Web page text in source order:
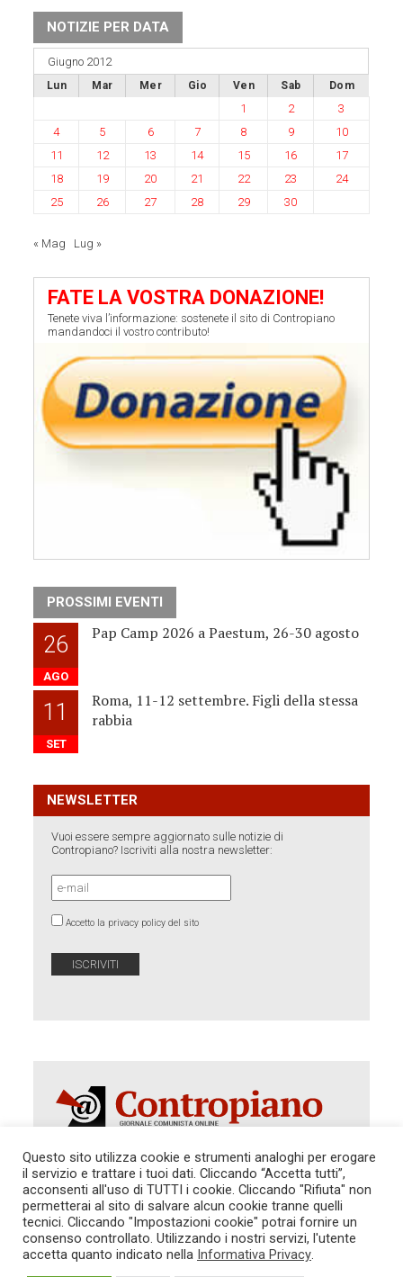
NOTIZIE PER DATA
Giugno 2012
Lun Mar Mer Gio Ven Sab Dom
1 2
3
4
5 6 7 8 9
10
11
12 13 14 15 16
17
18
19 20 21 22 23
24
25
26 27 28 29 30
« Mag Lug »
FATE LA VOSTRA DONAZIONE!
Tenete viva l’informazione: sostenete il sito di Contropiano
mandandoci il vostro contributo!
PROSSIMI EVENTI
26
AGO
Pap Camp 2026 a Paestum, 26-30 agosto
11
SET
Roma, 11-12 settembre. Figli della stessa
rabbia
NEWSLETTER
Vuoi essere sempre aggiornato sulle notizie di
Contropiano? Iscriviti alla nostra newsletter:
Accetto la privacy policy del sito
Autorizzazione del Tribunale di Roma 286 del 31
dicembre 2014. Direttore Responsabile: Sergio
Cararo. Indirizzo: V.Casalbruciato 27- sc. B - 00159
Tel. 06.640.122.19 -redazione@contropiano.org
Questo sito utilizza cookie e strumenti analoghi per erogare
il servizio e trattare i tuoi dati. Cliccando “Accetta tutti”,
acconsenti all'uso di TUTTI i cookie. Cliccando "Rifiuta" non
permetterai al sito di salvare alcun cookie tranne quelli
tecnici. Cliccando "Impostazioni cookie" potrai fornire un
consenso controllato. Utilizzando i nostri servizi, l'utente
accetta quanto indicato nella Informativa Privacy.